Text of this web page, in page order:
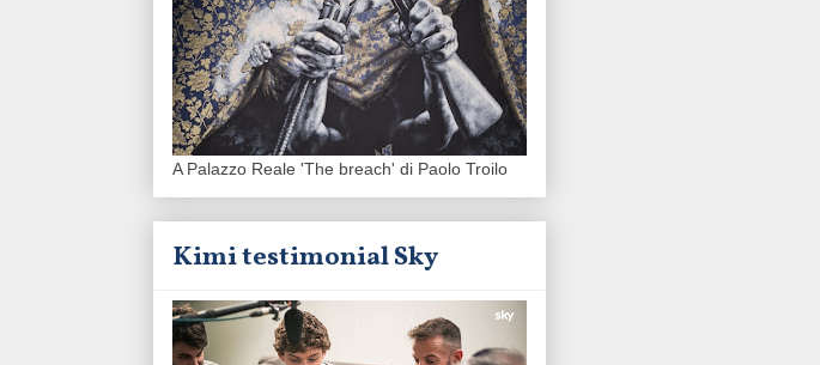
A Palazzo Reale 'The breach' di Paolo Troilo
Kimi testimonial Sky